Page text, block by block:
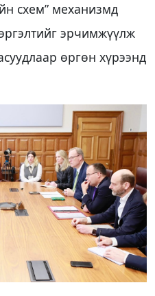
схем” механизмд
эрчимжүүлж
өргөн хүрээнд